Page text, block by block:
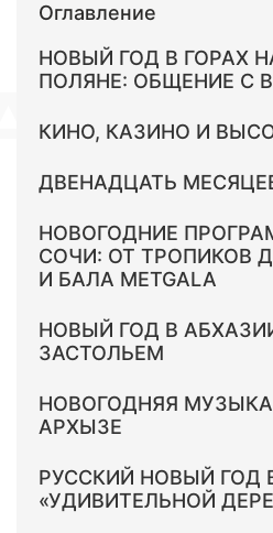
Оглавление
НОВЫЙ ГОД В ГОРАХ
ПОЛЯНЕ: ОБЩЕНИЕ С
КИНО, КАЗИНО И
ДВЕНАДЦАТЬ
НОВОГОДНИЕ
СОЧИ: ОТ ТРОПИКОВ
И БАЛА METGALA
НОВЫЙ ГОД В
ЗАСТОЛЬЕМ
НОВОГОДНЯЯ МУЗЫКА:
АРХЫЗЕ
РУССКИЙ НОВЫЙ ГОД
«УДИВИТЕЛЬНОЙ